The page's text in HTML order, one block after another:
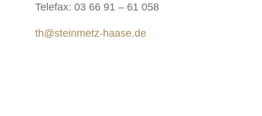
Telefax: 03 66 91 – 61 058
th@steinmetz-haase.de